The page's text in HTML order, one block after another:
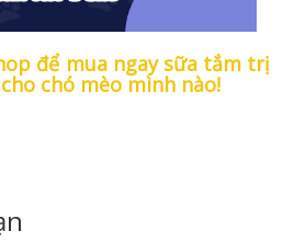
để mua ngay sữa tắm trị
chó mèo mình nào!